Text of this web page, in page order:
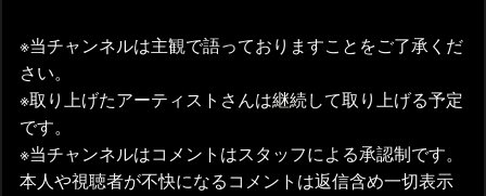
※当チャンネルは主観で語っておりますことをご了承くだ
さい。
※取り上げたアーティストさんは継続して取り上げる予定
です。
※当チャンネルはコメントはスタッフによる承認制です。
本人や視聴者が不快になるコメントは返信含め一切表示